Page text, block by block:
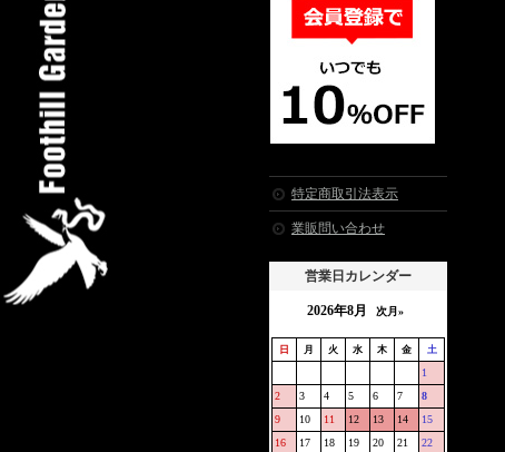
特定商取引法表示
業販問い合わせ
営業日カレンダー
2026年8月 次月»
日 月 火 水 木 金 土
1
2
3 4 5 6 7
8
9
10 11 12 13 14
15
16
17 18 19 20 21
22